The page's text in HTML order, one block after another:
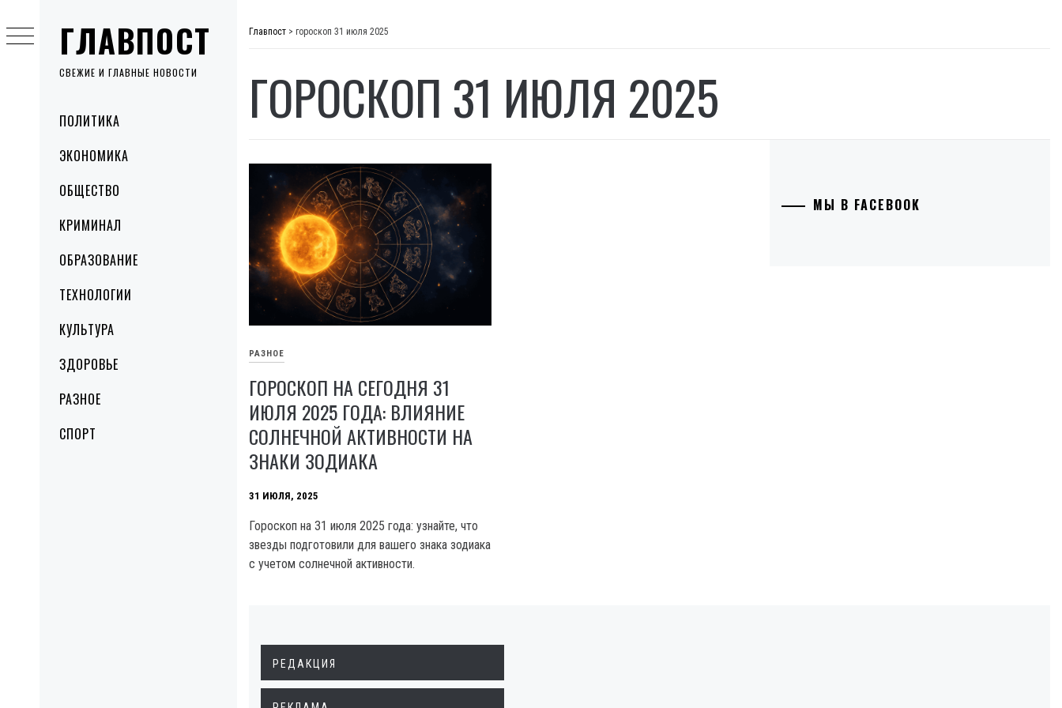
ГЛАВПОСТ
СВЕЖИЕ И ГЛАВНЫЕ НОВОСТИ
MenuПОЛИТИКА
ЭКОНОМИКА
ОБЩЕСТВО
КРИМИНАЛ
ОБРАЗОВАНИЕ
ТЕХНОЛОГИИ
КУЛЬТУРА
ЗДОРОВЬЕ
РАЗНОЕ
СПОРТ
to
content
Главпост > гороскоп 31 июля 2025
ГОРОСКОП 31 ИЮЛЯ 2025
РАЗНОЕ
ГОРОСКОП НА СЕГОДНЯ 31
ИЮЛЯ 2025 ГОДА: ВЛИЯНИЕ
СОЛНЕЧНОЙ АКТИВНОСТИ НА
ЗНАКИ ЗОДИАКА
31 ИЮЛЯ, 2025
Гороскоп на 31 июля 2025 года: узнайте, что
звезды подготовили для вашего знака зодиака
с учетом солнечной активности.
МЫ В FACEBOOK
РЕДАКЦИЯ